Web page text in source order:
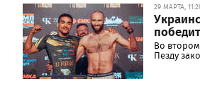
29 МАРТА,
Во
Пезду